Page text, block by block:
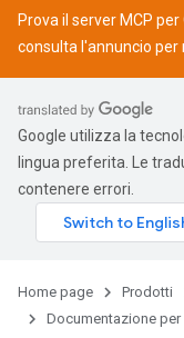
Prova il server MCP
consulta l'annuncio per
Google utilizza la
lingua preferita. Le
contenere errori.
Home page Prodotti
Documentazione